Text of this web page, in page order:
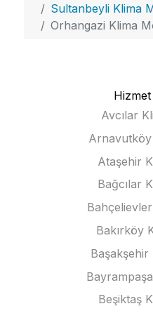
Sultanbeyli Klima
Orhangazi Klima
Avcılar
Arnavutköy
Ataşehir
Bağcılar
Bakırköy
Başakşehir
Beşiktaş